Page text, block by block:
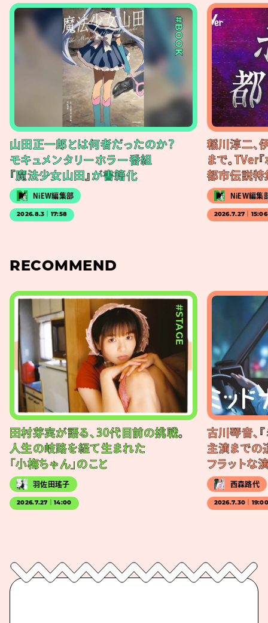
#BOOK
山田正一郎とは何者だったのか？
モキュメンタリーホラー番組
『魔法少女山田』が書籍化
NiEW編集部
2026.8.3｜17:58
稲川淳二、
まで。TVer
都市伝説特
NiEW編集
2026.7.27｜15:06
RECOMMEND
#STAGE
田村芽実が語る、30代目前の挑戦。
人生の岐路を経て生まれた
「小梅ちゃん」のこと
羽佐田瑤子
2026.7.27｜14:00
古川琴音、
主演までの
フラットな
西森路代
2026.7.30｜